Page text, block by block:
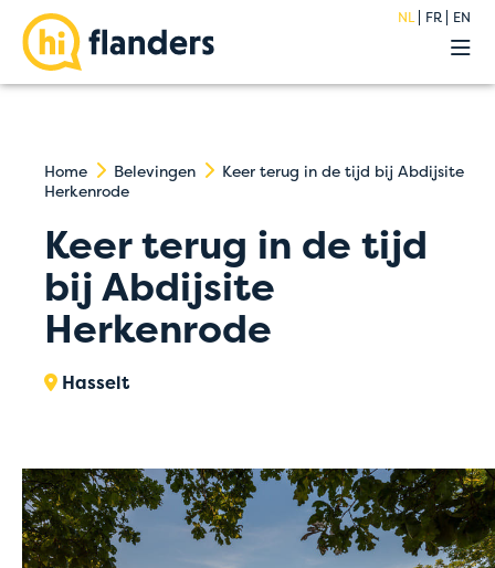
NL FR EN
Acties
Home Belevingen
Keer terug in de tijd bij Abdijsite
Herkenrode
Keer terug in de tijd
bij Abdijsite
Herkenrode
Hasselt